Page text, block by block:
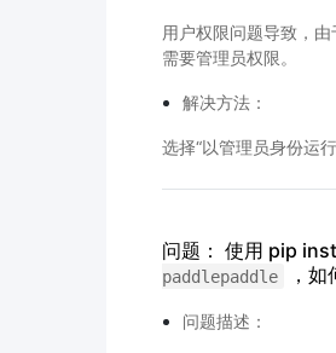
用户权限问题导致，
需要管理员权限。
解决方法：
选择“以管理员身份运
问题： 使用 pip
paddlepaddle ，
问题描述：